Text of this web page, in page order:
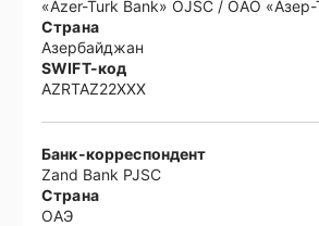
«Azer-Turk Bank» OJSC / ОAО
Страна
Азербайджан
SWIFT-код
AZRTAZ22XXX
Банк-корреспондент
Zand Bank PJSC
Страна
ОАЭ